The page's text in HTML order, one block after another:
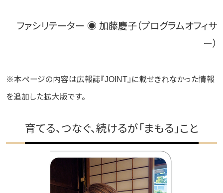
ファシリテーター ◉ 加藤慶子（プログラムオフィサ
ー）
※本ページの内容は広報誌『JOINT』に載せきれなかった情報
を追加した拡大版です。
育てる、つなぐ、続けるが「まもる」こと